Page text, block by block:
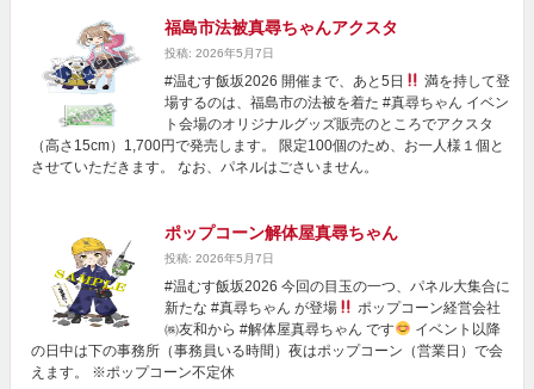
福島市法被真尋ちゃんアクスタ
投稿: 2026年5月7日
#温むす飯坂2026 開催まで、あと5日
満を持して登
場するのは、福島市の法被を着た #真尋ちゃん イベン
ト会場のオリジナルグッズ販売のところでアクスタ
（高さ15cm）1,700円で発売します。 限定100個のため、お一人様１個と
させていただきます。 なお、パネルはごさいません。
ポップコーン解体屋真尋ちゃん
投稿: 2026年5月7日
#温むす飯坂2026 今回の目玉の一つ、パネル大集合に
新たな #真尋ちゃん が登場
ポップコーン経営会社
㈱友和から #解体屋真尋ちゃん です
イベント以降
の日中は下の事務所（事務員いる時間）夜はポップコーン（営業日）で会
えます。 ※ポップコーン不定休